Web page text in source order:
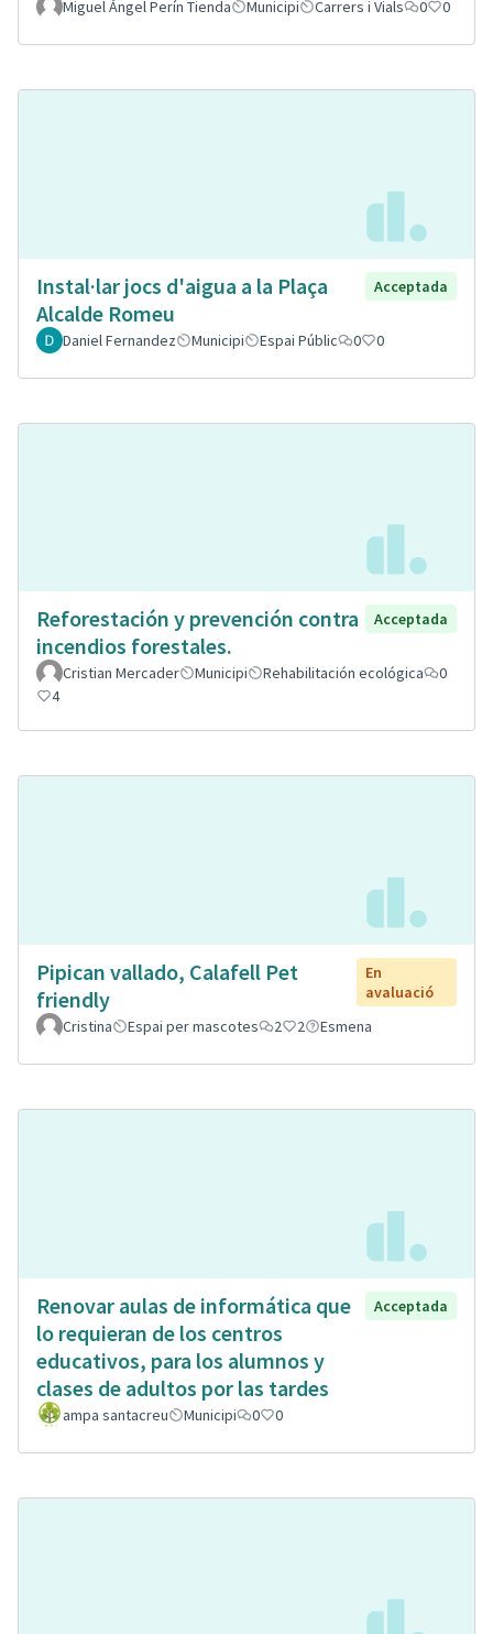
Miguel Ángel Perín Tienda
Municipi Carrers i Vials 0 0
Instal·lar jocs d'aigua a la Plaça
Alcalde Romeu
Acceptada
Daniel Fernandez Municipi Espai Públic 0 0
Reforestación y prevención contra
incendios forestales.
Acceptada
Cristian Mercader Municipi Rehabilitación ecológica
0
4
Pipican vallado, Calafell Pet
friendly
En
avaluació
Cristina
Espai per mascotes 2 2 Esmena
Renovar aulas de informática que
lo requieran de los centros
educativos, para los alumnos y
clases de adultos por las tardes
Acceptada
ampa santacreu Municipi 0 0